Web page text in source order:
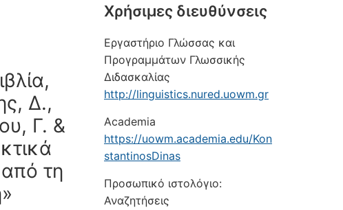
Δ.,
Γ. &
τη
Xρήσιμες διευθύνσεις
Εργαστήριο Γλώσσας και
Προγραμμάτων Γλωσσικής
Διδασκαλίας
http://linguistics.nured.uowm.gr
Academia
https://uowm.academia.edu/Kon
stantinosDinas
Προσωπικό ιστολόγιο:
Αναζητήσεις